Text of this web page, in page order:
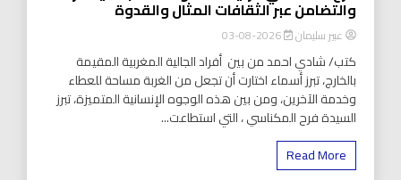
والتضامن عبر الثقافات المثال والقدوة
عبير سليمان 2026-08-03
كتب/ شادي احمد من بين أفراد الجالية المغربية المقيمة
بالخارج، تبرز أسماء اختارت أن تجعل من الغربة مساحة للعطاء
وخدمة الآخرين، ومن بين هذه الوجوه الإنسانية المتميزة، تبرز
السيدة فرح المكناسي ، التي استطاعت...
Read More